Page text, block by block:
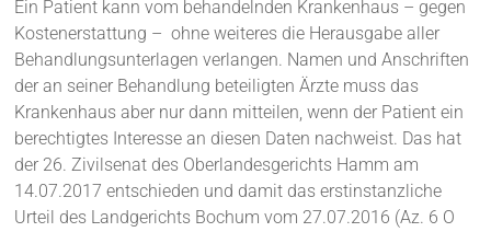
Ein Patient kann vom behandelnden Krankenhaus – gegen
Kostenerstattung – ohne weiteres die Herausgabe aller
Behandlungsunterlagen verlangen. Namen und Anschriften
der an seiner Behandlung beteiligten Ärzte muss das
Krankenhaus aber nur dann mitteilen, wenn der Patient ein
berechtigtes Interesse an diesen Daten nachweist. Das hat
der 26. Zivilsenat des Oberlandesgerichts Hamm am
14.07.2017 entschieden und damit das erstinstanzliche
Urteil des Landgerichts Bochum vom 27.07.2016 (Az. 6 O